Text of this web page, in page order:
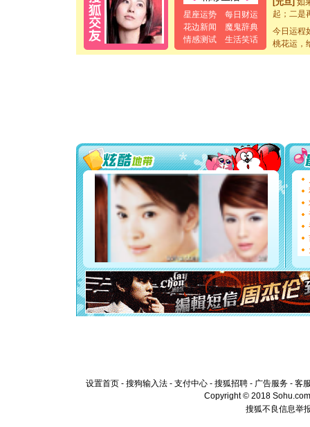
星座运势
每日财运
花边新闻
魔鬼辞典
情感测试
生活笑话
起；二是
离。水晶
[元旦]当
泣，这痛
卖了。水
你太多，
要平安
[圣诞节]
能正大
都要快乐
[圣诞节]
如意,快
[元旦]
断电。
你是我
[元旦]如
起；二是
离。水晶
[元旦]当
泣，这痛
片叶子是
送你一棵
今日运程
桃花运，
设置首页 - 搜狗输入法 - 支付中心 - 搜狐招聘 - 广告服务 - 客
Copyright © 2018
搜狐不良信息举